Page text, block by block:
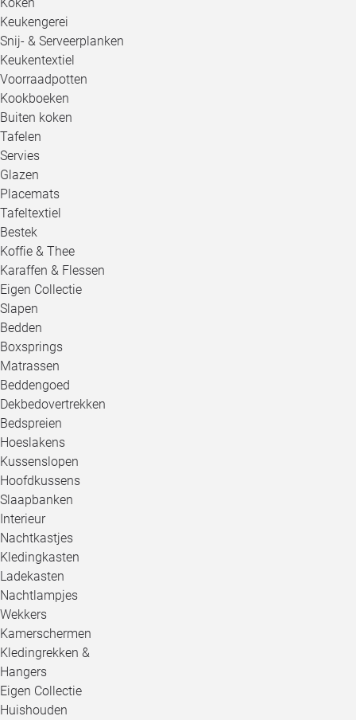
Keukengerei
Snij- & Serveerplanken
Keukentextiel
Voorraadpotten
Kookboeken
Buiten koken
Tafelen
Servies
Glazen
Placemats
Tafeltextiel
Bestek
Koffie & Thee
Karaffen & Flessen
Eigen Collectie
Slapen
Bedden
Boxsprings
Matrassen
Beddengoed
Dekbedovertrekken
Bedspreien
Hoeslakens
Kussenslopen
Hoofdkussens
Slaapbanken
Interieur
Nachtkastjes
Kledingkasten
Ladekasten
Nachtlampjes
Wekkers
Kamerschermen
Kledingrekken &
Hangers
Eigen Collectie
Huishouden